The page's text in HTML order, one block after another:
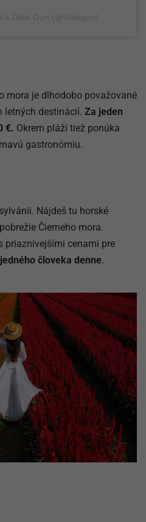
mora je dlhodobo považované
letných destinácií. Za jeden
€. Okrem pláží tiež ponúka
gastronómiu.
Nájdeš tu horské
Čierneho mora.
priaznivejšími cenami pre
človeka denne.